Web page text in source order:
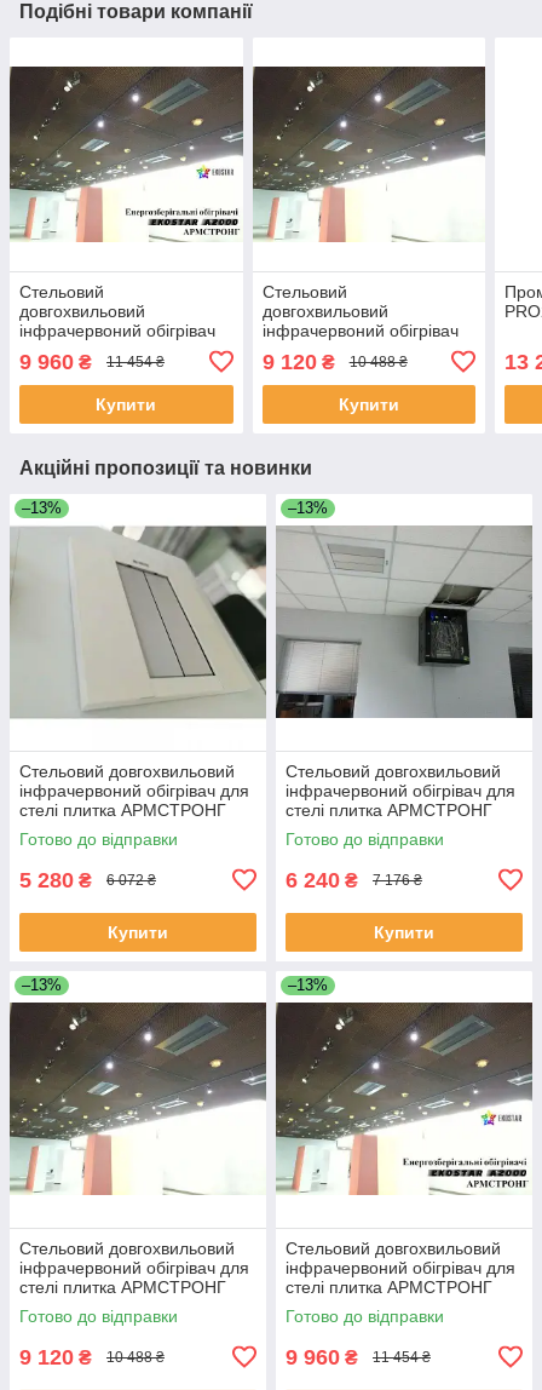
Подібні товари компанії
Стельовий
довгохвильовий
інфрачервоний обігрівач
АРМСТРОНГ EKOSTAR
А2000
9 960 ₴ 11 454 ₴
Купити
Стельовий
довгохвильовий
інфрачервоний обігрівач
АРМСТРОНГ EKOSTAR
А1600
9 120₴ 10 488 ₴
Купити
13
Акційні пропозиції та новинки
–13%
Стельовий довгохвильовий
інфрачервоний обігрівач для
стелі плитка АРМСТРОНГ
EKOSTAR А600
Готово до відправки
5 280 ₴ 6 072 ₴
Купити
–13%
Стельовий довгохвильовий
інфрачервоний обігрівач для
стелі плитка АРМСТРОНГ
EKOSTAR А900
Готово до відправки
6 240 ₴ 7 176 ₴
Купити
–13%
Стельовий довгохвильовий
інфрачервоний обігрівач для
стелі плитка АРМСТРОНГ
EKOSTAR А1600
Готово до відправки
9 120 ₴ 10 488 ₴
–13%
Стельовий довгохвильовий
інфрачервоний обігрівач для
стелі плитка АРМСТРОНГ
EKOSTAR А2000
Готово до відправки
9 960 ₴ 11 454 ₴